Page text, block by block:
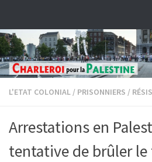
L'ETAT COLONIAL / PRISONNIERS /
Arrestations en
tentative de brûler le